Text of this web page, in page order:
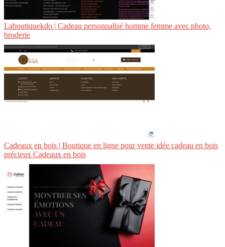
Labouti­quek­do | Cadeau per­son­na­lisé homme femme avec photo,
broderie
Cadeaux en bois | Boutique en ligne pour vente idée cadeau en bois
précieux Cadeaux en bois